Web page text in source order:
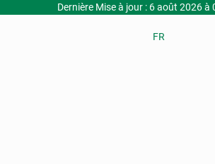
Dernière Mise à jour : 6 août 2026 à
FR